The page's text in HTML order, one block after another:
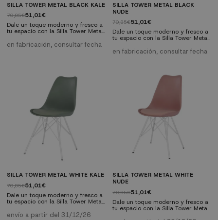
SILLA TOWER METAL BLACK KALE
70,85€51,01€
Dale un toque moderno y fresco a
tu espacio con la Silla Tower Metal.
estilo contemporáneo gracias a
sus patas metálicas en negro de
Alto 83 cm | Profundidad...
en fabricación, consultar fecha
SILLA TOWER METAL BLACK
NUDE
70,85€51,01€
Dale un toque moderno y fresco a
tu espacio con la Silla Tower Metal.
estilo contemporáneo gracias a
sus patas metálicas en negro de
cojín fijo en polipiel completa este
Alto 83 cm | Profundidad...
en fabricación, consultar fecha
SILLA TOWER METAL WHITE KALE
70,85€51,01€
Dale un toque moderno y fresco a
tu espacio con la Silla Tower Metal.
estilo contemporáneo gracias a
envío a partir del 31/12/26
SILLA TOWER METAL WHITE
NUDE
70,85€51,01€
Dale un toque moderno y fresco a
tu espacio con la Silla Tower Metal.